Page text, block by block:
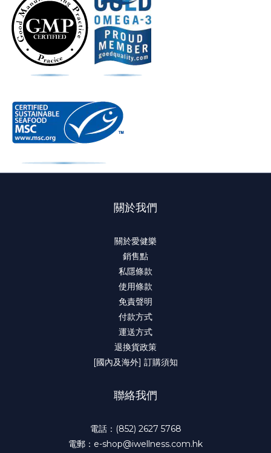
關於我們
關於愛健樂
銷售點
私隱條款
使用條款
免責聲明
付款方式
運送方式
退換貨政策
[國內及海外] 訂購須知
聯絡我們
電話：(852) 2627 5768
電郵：e-shop@iwellness.com.hk